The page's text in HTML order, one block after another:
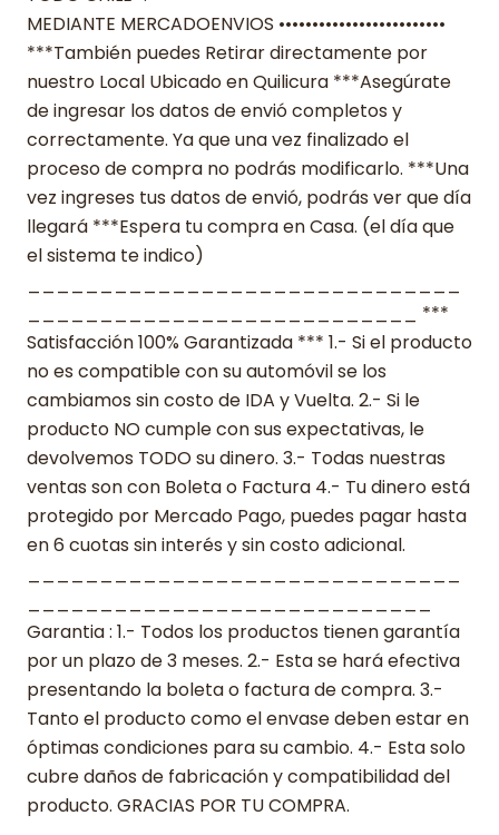
MEDIANTE MERCADOENVIOS •••••••••••••••••••••••••
***También puedes Retirar directamente por
nuestro Local Ubicado en Quilicura ***Asegúrate
de ingresar los datos de envió completos y
correctamente. Ya que una vez finalizado el
proceso de compra no podrás modificarlo. ***Una
vez ingreses tus datos de envió, podrás ver que día
llegará ***Espera tu compra en Casa. (el día que
el sistema te indico)
___________________________ ***
Satisfacción 100% Garantizada *** 1.- Si el producto
no es compatible con su automóvil se los
cambiamos sin costo de IDA y Vuelta. 2.- Si le
producto NO cumple con sus expectativas, le
devolvemos TODO su dinero. 3.- Todas nuestras
ventas son con Boleta o Factura 4.- Tu dinero está
protegido por Mercado Pago, puedes pagar hasta
en 6 cuotas sin interés y sin costo adicional.
Garantia : 1.- Todos los productos tienen garantía
por un plazo de 3 meses. 2.- Esta se hará efectiva
presentando la boleta o factura de compra. 3.-
Tanto el producto como el envase deben estar en
óptimas condiciones para su cambio. 4.- Esta solo
cubre daños de fabricación y compatibilidad del
producto. GRACIAS POR TU COMPRA.